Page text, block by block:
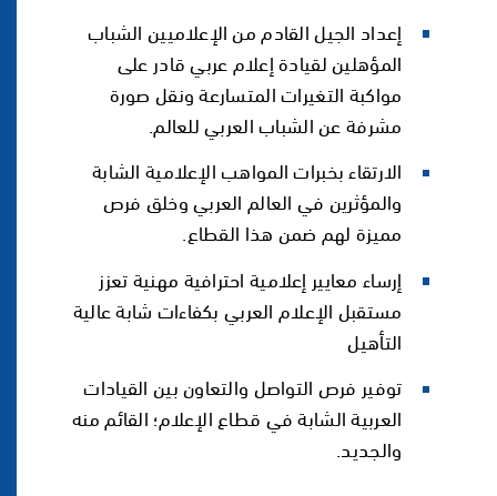
إعداد الجيل القادم من الإعلاميين الشباب
المؤهلين لقيادة إعلام عربي قادر على
مواكبة التغيرات المتسارعة ونقل صورة
مشرفة عن الشباب العربي للعالم.
الارتقاء بخبرات المواهب الإعلامية الشابة
والمؤثرين في العالم العربي وخلق فرص
مميزة لهم ضمن هذا القطاع.
إرساء معايير إعلامية احترافية مهنية تعزز
مستقبل الإعلام العربي بكفاءات شابة عالية
التأهيل
توفير فرص التواصل والتعاون بين القيادات
العربية الشابة في قطاع الإعلام؛ القائم منه
والجديد.